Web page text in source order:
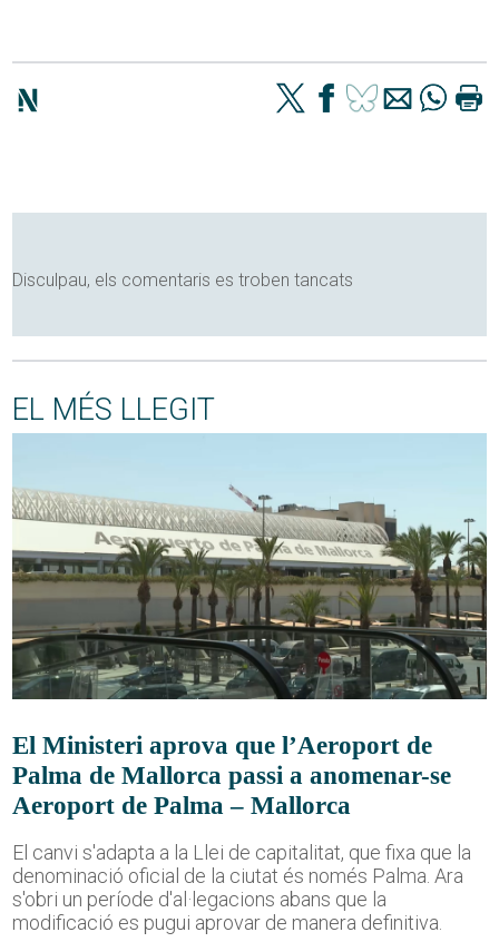
Disculpau, els comentaris es troben tancats
EL MÉS LLEGIT
El Ministeri aprova que l’Aeroport de
Palma de Mallorca passi a anomenar-se
Aeroport de Palma – Mallorca
El canvi s'adapta a la Llei de capitalitat, que fixa que la
denominació oficial de la ciutat és només Palma. Ara
s'obri un període d'al·legacions abans que la
modificació es pugui aprovar de manera definitiva.